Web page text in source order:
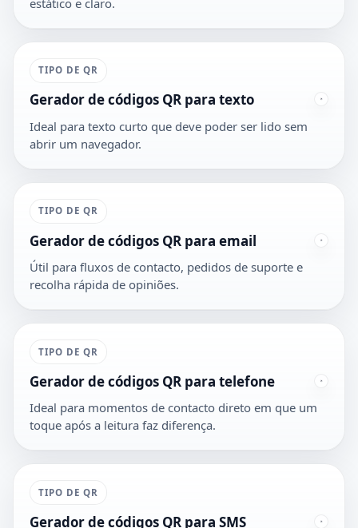
TIPO DE QR
Gerador de códigos QR para texto
Ideal para texto curto que deve poder ser lido sem
abrir um navegador.
TIPO DE QR
Gerador de códigos QR para email
Útil para fluxos de contacto, pedidos de suporte e
recolha rápida de opiniões.
TIPO DE QR
Gerador de códigos QR para telefone
Ideal para momentos de contacto direto em que um
toque após a leitura faz diferença.
TIPO DE QR
Gerador de códigos QR para SMS